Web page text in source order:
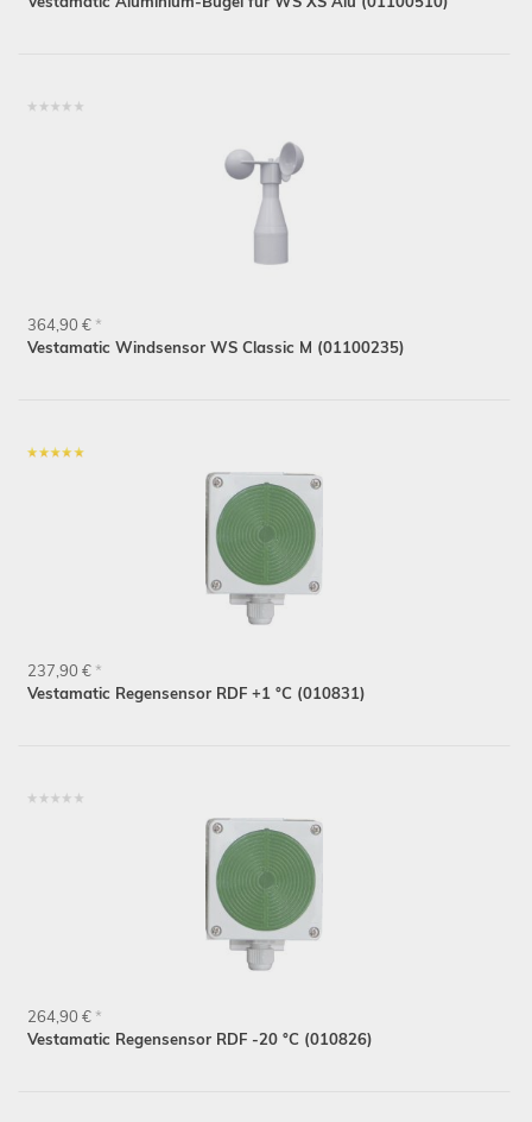
Vestamatic Windsensor WS Classic M (01100235)
364,90 € *
Vestamatic Regensensor RDF +1 °C (010831)
237,90 € *
Vestamatic Regensensor RDF -20 °C (010826)
264,90 € *